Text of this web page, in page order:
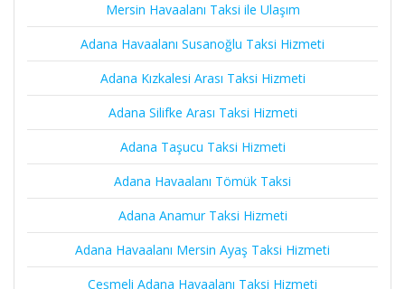
Mersin Havaalanı Taksi ile Ulaşım
Adana Havaalanı Susanoğlu Taksi Hizmeti
Adana Kızkalesi Arası Taksi Hizmeti
Adana Silifke Arası Taksi Hizmeti
Adana Taşucu Taksi Hizmeti
Adana Havaalanı Tömük Taksi
Adana Anamur Taksi Hizmeti
Adana Havaalanı Mersin Ayaş Taksi Hizmeti
Çeşmeli Adana Havaalanı Taksi Hizmeti